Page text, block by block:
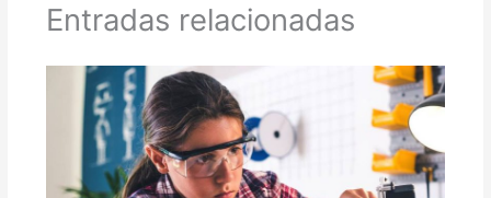
Entradas relacionadas